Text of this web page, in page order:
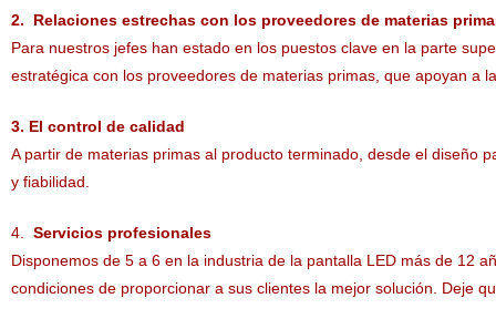
2. Relaciones estrechas con los proveedores de materias
Para nuestros jefes han estado en los puestos clave en la parte
estratégica con los proveedores de materias primas, que apoyan
3. El control de calidad
A partir de materias primas al producto terminado, desde el diseño
y fiabilidad.
4. Servicios profesionales
Disponemos de 5 a 6 en la industria de la pantalla LED más de 12
condiciones de proporcionar a sus clientes la mejor solución. Deje